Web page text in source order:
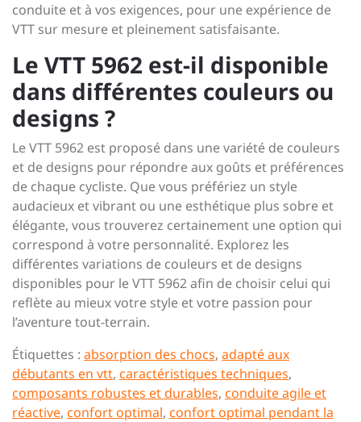
conduite et à vos exigences, pour une expérience de
VTT sur mesure et pleinement satisfaisante.
Le VTT 5962 est-il disponible
dans différentes couleurs ou
designs ?
Le VTT 5962 est proposé dans une variété de couleurs
et de designs pour répondre aux goûts et préférences
de chaque cycliste. Que vous préfériez un style
audacieux et vibrant ou une esthétique plus sobre et
élégante, vous trouverez certainement une option qui
correspond à votre personnalité. Explorez les
différentes variations de couleurs et de designs
disponibles pour le VTT 5962 afin de choisir celui qui
reflète au mieux votre style et votre passion pour
l’aventure tout-terrain.
Étiquettes : absorption des chocs, adapté aux
débutants en vtt, caractéristiques techniques,
composants robustes et durables, conduite agile et
réactive, confort optimal, confort optimal pendant la